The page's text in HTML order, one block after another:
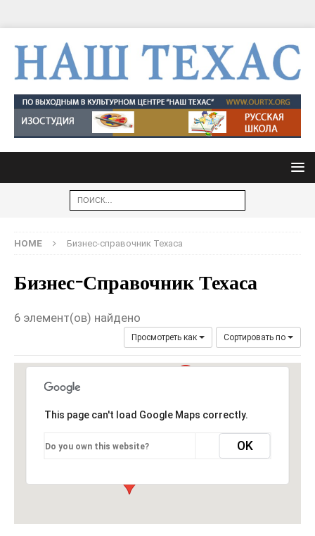
HOME Бизнес-справочник Техаса
Бизнес-Справочник Техаса
6 элемент(ов) найдено
Просмотреть как Сортировать по
This page can't load Google Maps correctly.
Do you own this website? OK